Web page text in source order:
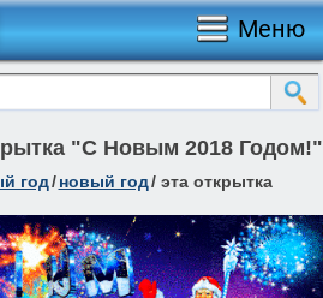
Меню
"С Новым 2018 Годом!"
год/ новый год/ эта открытка